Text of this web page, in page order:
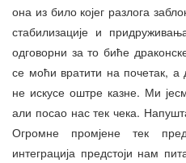
она из било којег разлога
стабилизације и
одговорни за то биће
се моћи вратити на почетак, а
не искусе оштре казне. Ми
али посао нас тек чека.
Огромне промјене тек
интеграција предстоји нам